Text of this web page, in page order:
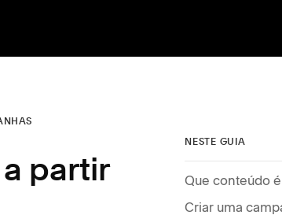
partir
NESTE GUIA
Que conteúdo